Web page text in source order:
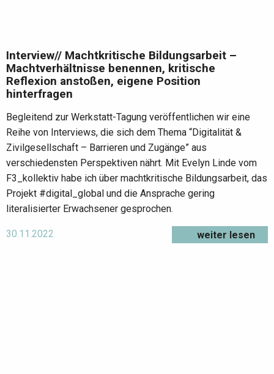
Interview// Machtkritische Bildungsarbeit –
Machtverhältnisse benennen, kritische
Reflexion anstoßen, eigene Position
hinterfragen
Begleitend zur Werkstatt-Tagung veröffentlichen wir eine
Reihe von Interviews, die sich dem Thema “Digitalität &
Zivilgesellschaft – Barrieren und Zugänge” aus
verschiedensten Perspektiven nährt. Mit Evelyn Linde vom
F3_kollektiv habe ich über machtkritische Bildungsarbeit, das
Projekt #digital_global und die Ansprache gering
literalisierter Erwachsener gesprochen.
30.11.2022 weiter lesen